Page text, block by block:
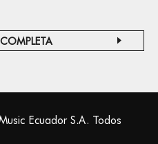
Ecuador S.A. Todos